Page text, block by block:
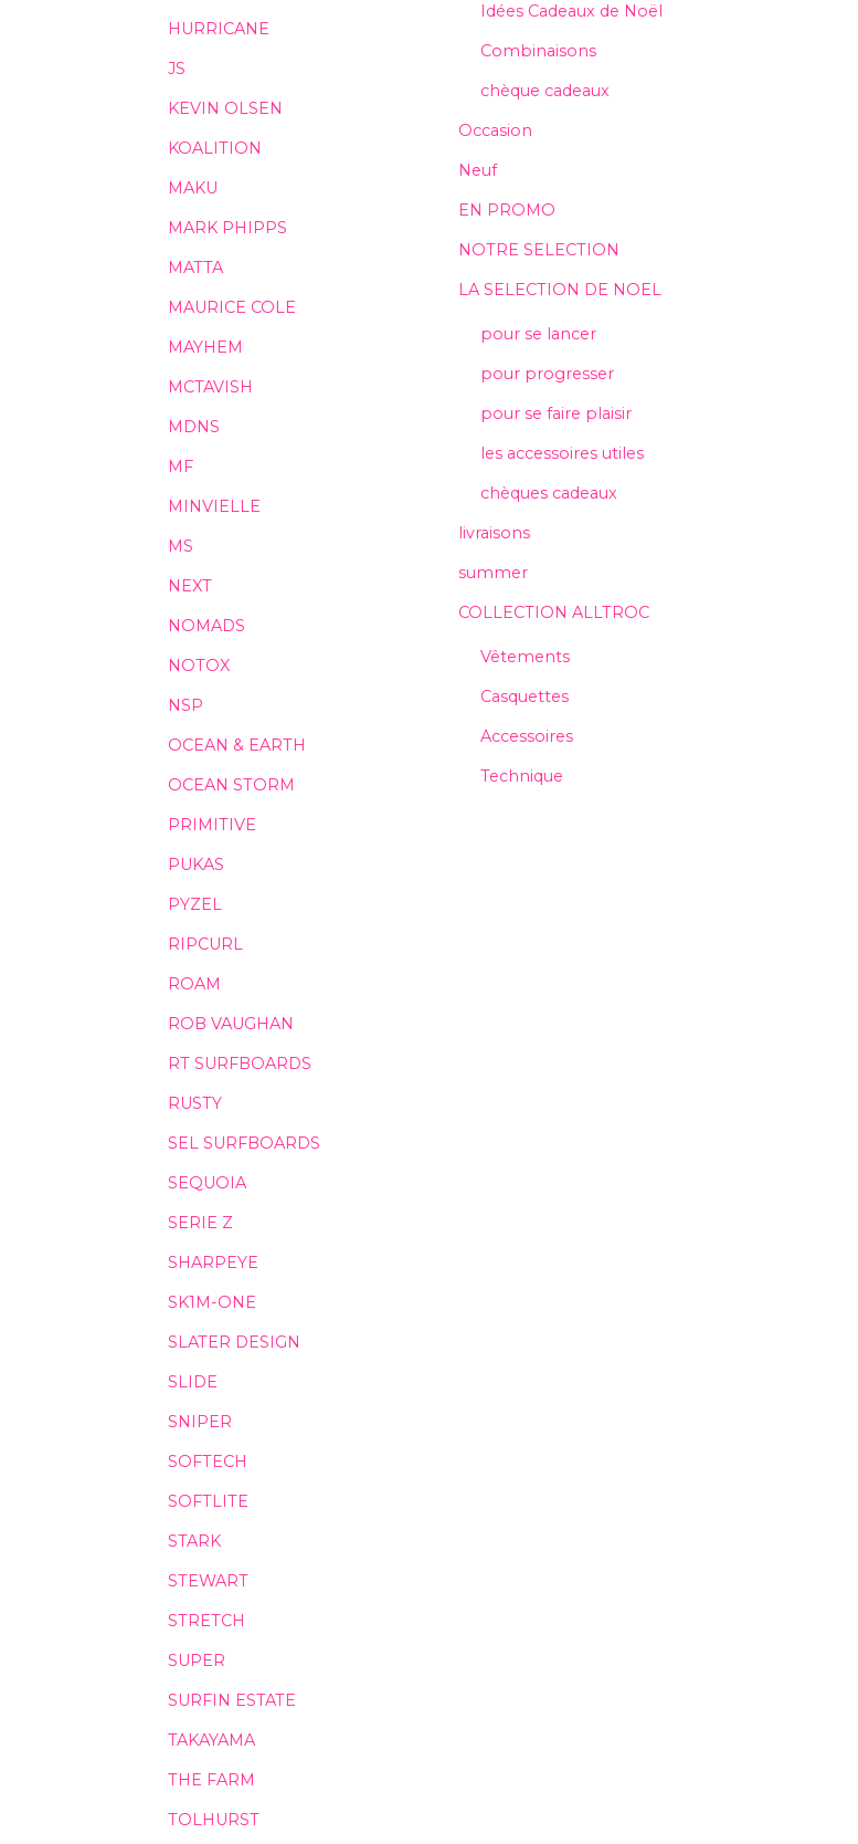
HURRICANE
JS
KEVIN OLSEN
KOALITION
MAKU
MARK PHIPPS
MATTA
MAURICE COLE
MAYHEM
MCTAVISH
MDNS
MF
MINVIELLE
MS
NEXT
NOMADS
NOTOX
NSP
OCEAN & EARTH
OCEAN STORM
PRIMITIVE
PUKAS
PYZEL
RIPCURL
ROAM
ROB VAUGHAN
RT SURFBOARDS
RUSTY
SEL SURFBOARDS
SEQUOIA
SERIE Z
SHARPEYE
SK1M-ONE
SLATER DESIGN
SLIDE
SNIPER
SOFTECH
SOFTLITE
STARK
STEWART
STRETCH
SUPER
SURFIN ESTATE
TAKAYAMA
THE FARM
TOLHURST
Idées Cadeaux de Noël
Combinaisons
chèque cadeaux
Occasion
Neuf
EN PROMO
NOTRE SELECTION
LA SELECTION DE NOEL
pour se lancer
pour progresser
pour se faire plaisir
les accessoires utiles
chèques cadeaux
livraisons
summer
COLLECTION ALLTROC
Vêtements
Casquettes
Accessoires
Technique